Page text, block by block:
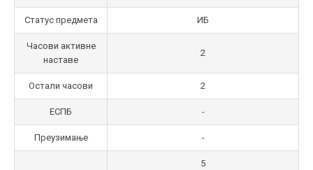
Статус предмета ИБ
Часови активне
наставе
2
Остали часови 2
ЕСПБ -
Преузимање -
5